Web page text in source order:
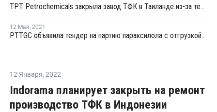
TPT Petrochemicals закрыла завод ТФК в Таиланде из-за технологического боя
12 Мая, 2021
PTTGC объявила тендер на партию параксилола с отгрузкой в конце мая
12 Января, 2022
Indorama планирует закрыть на ремонт
производство ТФК в Индонезии